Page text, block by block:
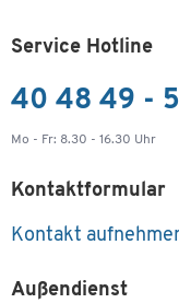
Service Hotline
40 48 49 -
Mo - Fr: 8.30 - 16.30 Uhr
Kontaktformular
Kontakt
Außendienst